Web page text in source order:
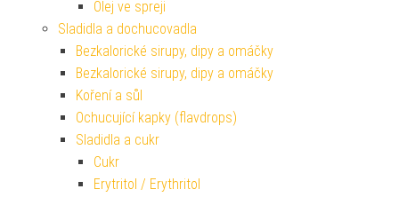
Olej ve spreji
Sladidla a dochucovadla
Bezkalorické sirupy, dipy a omáčky
Bezkalorické sirupy, dipy a omáčky
Koření a sůl
Ochucující kapky (flavdrops)
Sladidla a cukr
Cukr
Erytritol / Erythritol